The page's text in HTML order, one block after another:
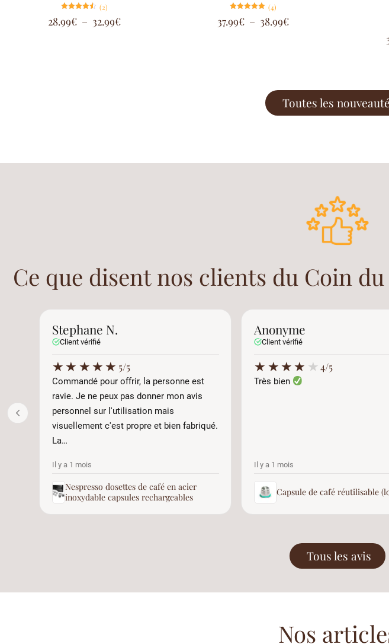
4.50
sur 5
(2)
28.99€ – 32.99€
5.00
sur 5
(4)
37.99€ – 38.99€
Toutes les
Ce que disent nos clients du Coin
Stephane N.
Client vérifié
★ ★ ★ ★ ★ 5/5
Commandé pour offrir, la personne est
ravie. Je ne peux pas donner mon avis
personnel sur l'utilisation mais
visuellement c'est propre et bien fabriqué.
La…
Il y a 1 mois
Nespresso dosettes de café en acier
inoxydable capsules rechargeables
Anonyme
Client vérifié
★ ★ ★ ★ ★4/5
Très bien
Il y a 1 mois
Capsule de café réutilisable
Tous les avis
Nos